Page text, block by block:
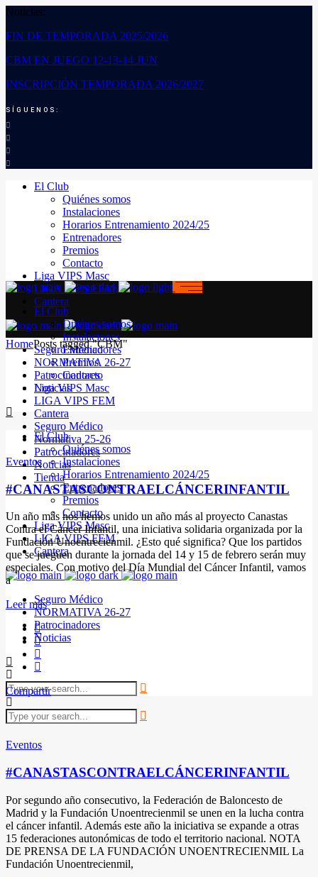
Noticias:
FIN DE TEMPORADA 2025/2026
CBM EN JUEGO 12-13-14 JUN
INSCRIPCIÓN TEMPORADA 2026/2027
SÍGUENOS:
El Club
Quiénes somos
Instalaciones
Horarios Entrenamiento 2024/25
Entrenadores
Premios
Contacto
Liga VIPS Masc
LIGA VIPS FEM
Cantera
Seguro Médico
NORMATIVA 26-27
Patrocinadores
Noticias
El Club
Quiénes somos
Instalaciones
Horarios Entrenamiento 2024/25
Entrenadores
Premios
Contacto
Liga VIPS Masc
LIGA VIPS FEM
Cantera
Seguro Médico
NORMATIVA 26-27
Patrocinadores
Noticias
El Club
Quiénes somos
Instalaciones
Entrenadores
Premios
Contacto
Liga VIPS Masc
LIGA VIPS FEM
Cantera
Seguro Médico
Normativa 25-26
Patrocinadores
Noticias
Tienda
HomePosts tagged "CBM"
Eventos
#CANASTASCONTRAELCÁNCERINFANTIL
Un año más nos hemos unido un año más al proyecto Canastas
Contra el Cáncer Infantil, una iniciativa solidaria organizada por la
Fundación Unoentrecienmil. ¿Esto qué significa? Que los partidos
que se jueguen durante la jornada del 14 y 15 de febrero serán muy
especiales. Con motivo del Día Mundial del Cáncer Infantil, vamos
a
Leer más
Compartir
Eventos
#CANASTASCONTRAELCÁNCERINFANTIL
Por segundo año consecutivo, la Federación de Baloncesto de
Madrid y la Fundación Unoentrecienmil se unen en la lucha contra
el cáncer infantil. Además este año la iniciativa se expande a otras
15 federaciones autonómicas de todo el territorio nacional. NOTA
DE PRENSA DE LA FUNDACIÓN UNOENTRECIENMIL La
Fundación Unoentrecienmil,